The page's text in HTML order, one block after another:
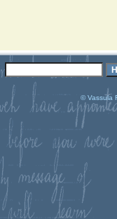
© Vassula